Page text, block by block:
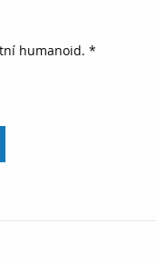
humanoid. *